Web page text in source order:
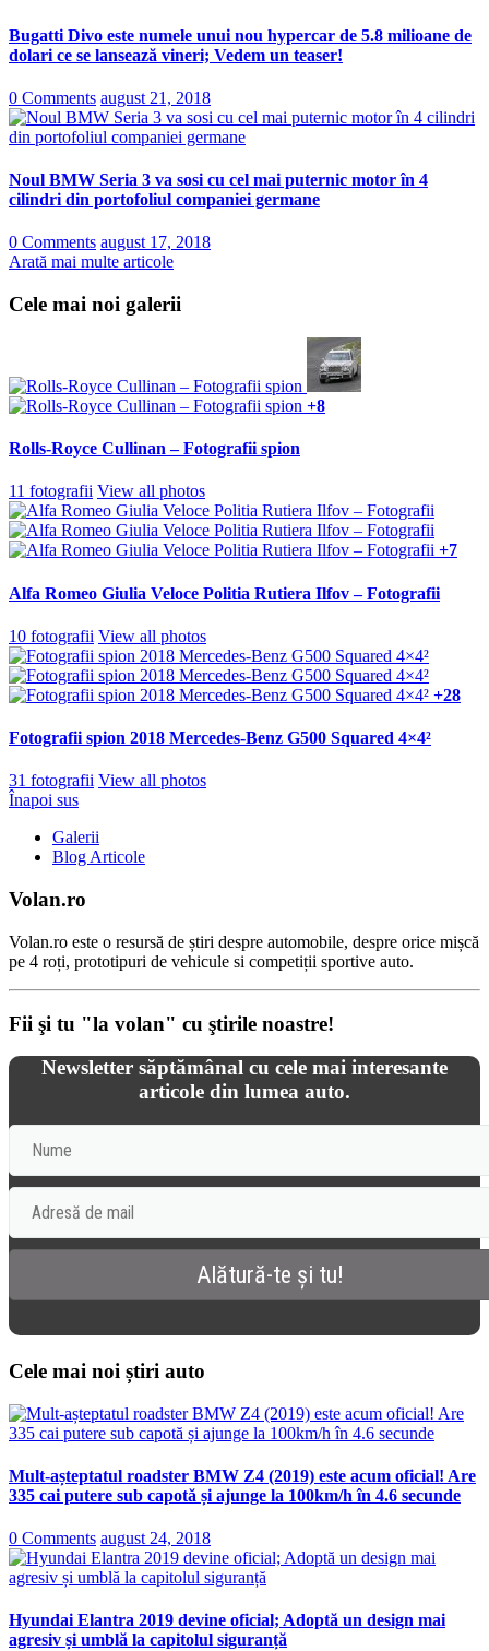
Bugatti Divo este numele unui nou hypercar de 5.8 milioane de
dolari ce se lansează vineri; Vedem un teaser!
0 Comments august 21, 2018
Noul BMW Seria 3 va sosi cu cel mai puternic motor în 4
cilindri din portofoliul companiei germane
0 Comments august 17, 2018
Arată mai multe articole
Cele mai noi galerii
+8
Rolls-Royce Cullinan – Fotografii spion
11 fotografii View all photos
+7
Alfa Romeo Giulia Veloce Politia Rutiera Ilfov – Fotografii
10 fotografii View all photos
+28
Fotografii spion 2018 Mercedes-Benz G500 Squared 4×4²
31 fotografii View all photos
Înapoi sus
Galerii
Blog Articole
Volan.ro
Volan.ro este o resursă de știri despre automobile, despre orice mișcă
pe 4 roți, prototipuri de vehicule si competiții sportive auto.
Fii şi tu "la volan" cu ştirile noastre!
Newsletter săptămânal cu cele mai interesante
articole din lumea auto.
Cele mai noi știri auto
Mult-așteptatul roadster BMW Z4 (2019) este acum oficial! Are
335 cai putere sub capotă și ajunge la 100km/h în 4.6 secunde
0 Comments august 24, 2018
Hyundai Elantra 2019 devine oficial; Adoptă un design mai
agresiv și umblă la capitolul siguranță